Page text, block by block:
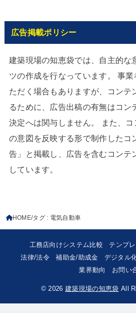
広告掲載ポリシー
建築現場の知恵袋では、自主的な
ツの作成を行なっています。 事
ただく場合もありますが、コンテ
るために、広告出稿の有無はコン
決定へは関与しません。 また、
の意図を反映する形で制作したコ
告」と掲載し、広告を含むコンテ
しています。
HOME タグ : 電気自動車
工務店向けシステム比較 テンプ
法律/法令
補助金/助成金 デジタル
業界動向
お問い
© 2026 建築現場の知恵袋 All